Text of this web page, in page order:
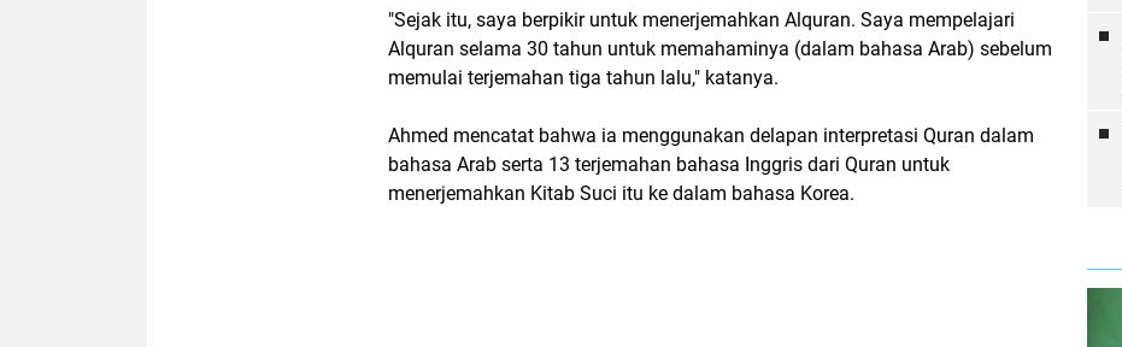
"Sejak itu, saya berpikir untuk menerjemahkan Alquran. Saya mempelajari
Alquran selama 30 tahun untuk memahaminya (dalam bahasa Arab) sebelum
memulai terjemahan tiga tahun lalu," katanya.
Ahmed mencatat bahwa ia menggunakan delapan interpretasi Quran dalam
bahasa Arab serta 13 terjemahan bahasa Inggris dari Quran untuk
menerjemahkan Kitab Suci itu ke dalam bahasa Korea.